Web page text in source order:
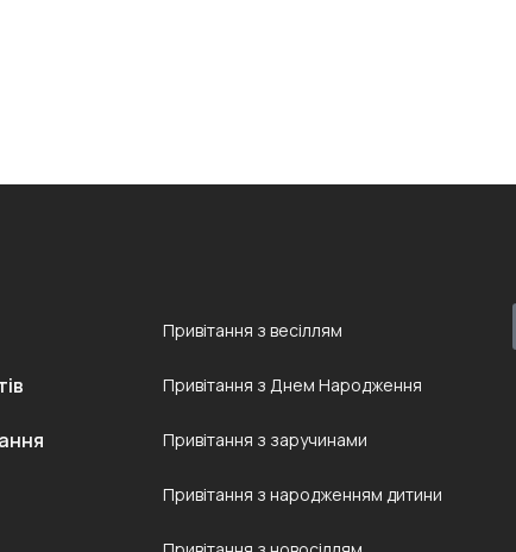
Привітання з весіллям
Привітання з Днем Народження
Привітання з заручинами
Привітання з народженням дитини